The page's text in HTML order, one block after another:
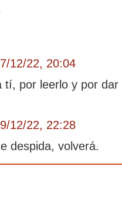
7/12/22, 20:04
tí, por leerlo y por dar
9/12/22, 22:28
despida, volverá.